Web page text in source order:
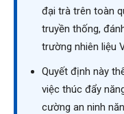
đại trà trên toàn
truyền thống,
trường nhiên liệu
Quyết định này
việc thúc đẩy
cường an ninh